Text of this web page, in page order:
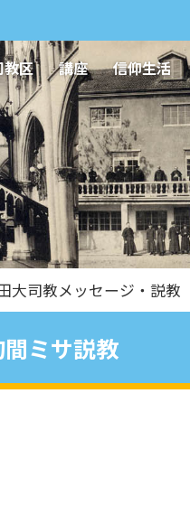
教区 講座 信仰生活
大司教メッセージ・説教
ミサ説教